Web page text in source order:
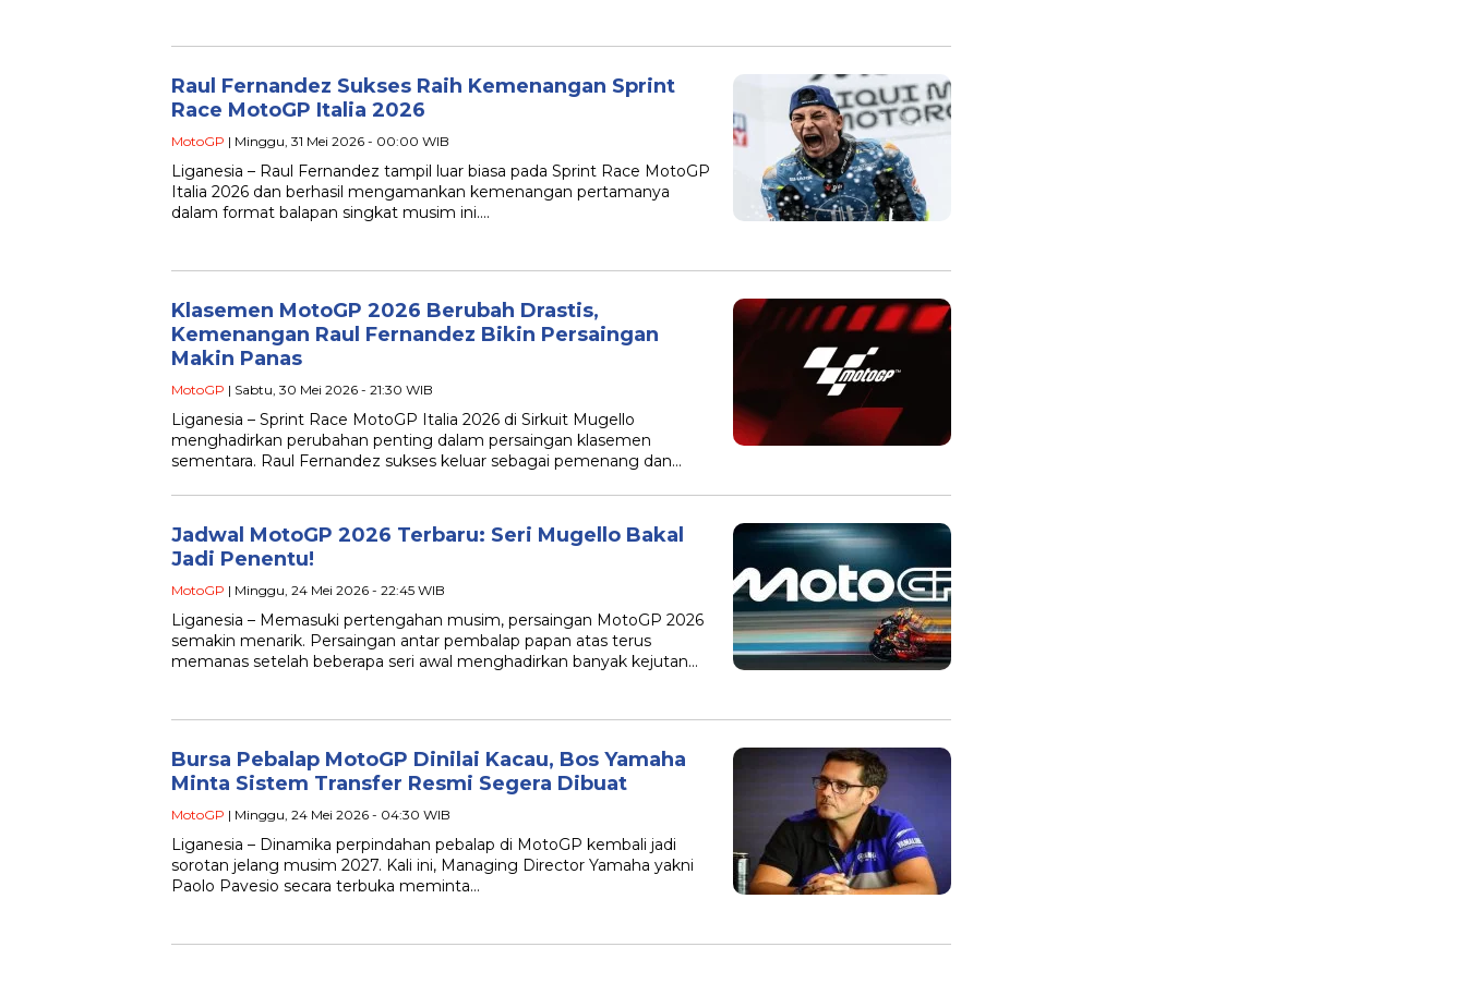
Raul Fernandez Sukses Raih Kemenangan Sprint
Race MotoGP Italia 2026
MotoGP | Minggu, 31 Mei 2026 - 00:00 WIB
Liganesia – Raul Fernandez tampil luar biasa pada Sprint Race MotoGP
Italia 2026 dan berhasil mengamankan kemenangan pertamanya
dalam format balapan singkat musim ini….
Klasemen MotoGP 2026 Berubah Drastis,
Kemenangan Raul Fernandez Bikin Persaingan
Makin Panas
MotoGP | Sabtu, 30 Mei 2026 - 21:30 WIB
Liganesia – Sprint Race MotoGP Italia 2026 di Sirkuit Mugello
menghadirkan perubahan penting dalam persaingan klasemen
sementara. Raul Fernandez sukses keluar sebagai pemenang dan…
Jadwal MotoGP 2026 Terbaru: Seri Mugello Bakal
Jadi Penentu!
MotoGP | Minggu, 24 Mei 2026 - 22:45 WIB
Liganesia – Memasuki pertengahan musim, persaingan MotoGP 2026
semakin menarik. Persaingan antar pembalap papan atas terus
memanas setelah beberapa seri awal menghadirkan banyak kejutan…
Bursa Pebalap MotoGP Dinilai Kacau, Bos Yamaha
Minta Sistem Transfer Resmi Segera Dibuat
MotoGP | Minggu, 24 Mei 2026 - 04:30 WIB
Liganesia – Dinamika perpindahan pebalap di MotoGP kembali jadi
sorotan jelang musim 2027. Kali ini, Managing Director Yamaha yakni
Paolo Pavesio secara terbuka meminta…